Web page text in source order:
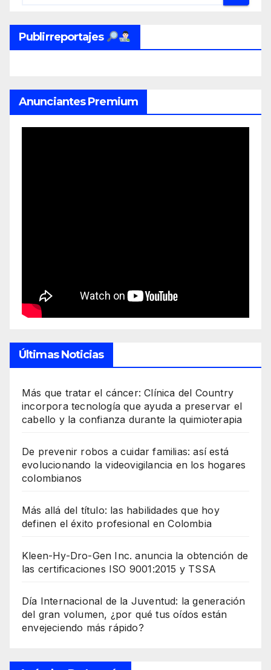
Publirreportajes
Anunciantes Premium
Últimas Noticias
Más que tratar el cáncer: Clínica del Country
incorpora tecnología que ayuda a preservar el
cabello y la confianza durante la quimioterapia
De prevenir robos a cuidar familias: así está
evolucionando la videovigilancia en los hogares
colombianos
Más allá del título: las habilidades que hoy
definen el éxito profesional en Colombia
Kleen-Hy-Dro-Gen Inc. anuncia la obtención de
las certificaciones ISO 9001:2015 y TSSA
Día Internacional de la Juventud: la generación
del gran volumen, ¿por qué tus oídos están
envejeciendo más rápido?